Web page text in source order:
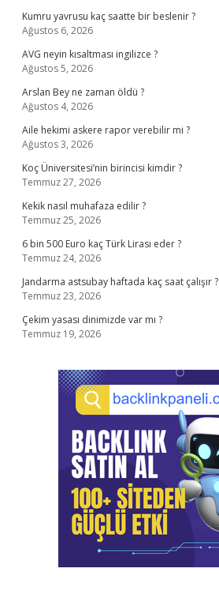
Kumru yavrusu kaç saatte bir beslenir ?
Ağustos 6, 2026
AVG neyin kısaltması ingilizce ?
Ağustos 5, 2026
Arslan Bey ne zaman öldü ?
Ağustos 4, 2026
Aile hekimi askere rapor verebilir mi ?
Ağustos 3, 2026
Koç Üniversitesi’nin birincisi kimdir ?
Temmuz 27, 2026
Kekik nasıl muhafaza edilir ?
Temmuz 25, 2026
6 bin 500 Euro kaç Türk Lirası eder ?
Temmuz 24, 2026
Jandarma astsubay haftada kaç saat çalışır ?
Temmuz 23, 2026
Çekim yasası dinimizde var mı ?
Temmuz 19, 2026